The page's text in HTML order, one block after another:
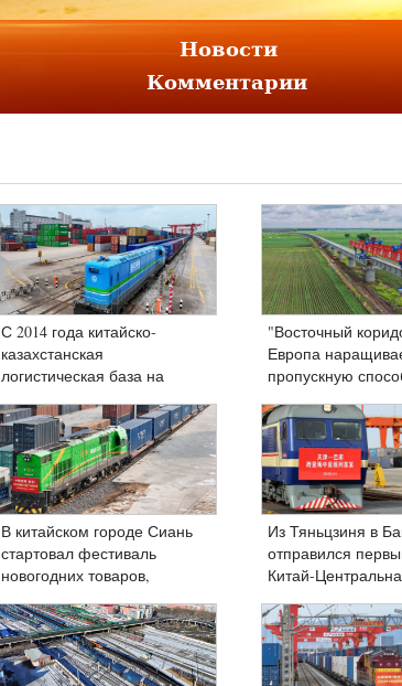
Новости
Комментарии
С 2014 года китайско-
казахстанская
логистическая база на
более 8 000 грузовых
поездов
"Восточный
Европа
пропускную
В китайском городе Сиань
стартовал фестиваль
новогодних товаров,
Китай-Европа
Из Тяньцзиня в
отправился
Китай-